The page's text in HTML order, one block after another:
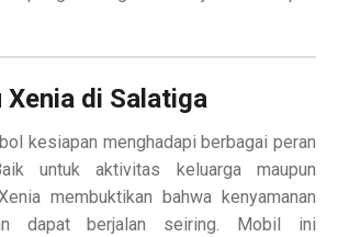
Xenia di Salatiga
kesiapan menghadapi berbagai peran
untuk aktivitas keluarga maupun
membuktikan bahwa kenyamanan
dapat berjalan seiring. Mobil ini